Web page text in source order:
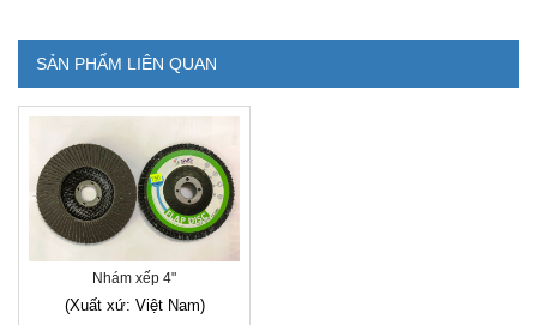
SẢN PHẨM LIÊN QUAN
Nhám xếp 4"
(Xuất xứ: Việt Nam)